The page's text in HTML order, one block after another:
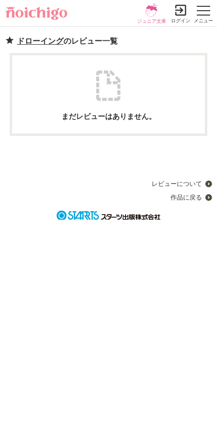
メニュー
ジュニア文庫 ログイン
ドローイングのレビュー一覧
まだレビューはありません。
レビューについて
作品に戻る